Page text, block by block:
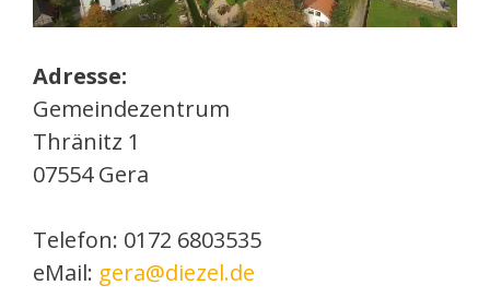
Adresse:
Gemeindezentrum
Thränitz 1
07554 Gera
Telefon: 0172 6803535
eMail: gera@diezel.de